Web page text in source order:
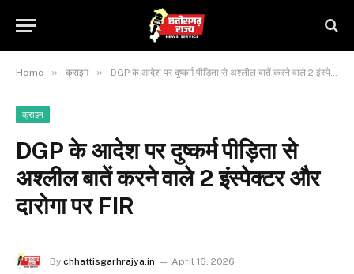
Home » क्राइम » DGP के आदेश पर दुष्कर्म पीड़िता से अश्लील बातें करने वाले 2 इंस्पेक्टर और दारोगा पर FIR
क्राइम
DGP के आदेश पर दुष्कर्म पीड़िता से
अश्लील बातें करने वाले 2 इंस्पेक्टर और
दारोगा पर FIR
By chhattisgarhrajya.in April 16, 2026